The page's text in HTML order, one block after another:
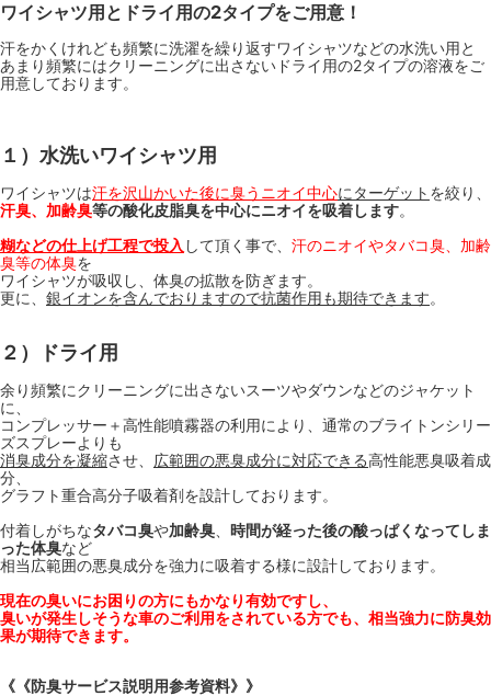
ワイシャツ用とドライ用の2タイプをご用意！
汗をかくけれども頻繁に洗濯を繰り返すワイシャツなどの水洗い用と
あまり頻繁にはクリーニングに出さないドライ用の2タイプの溶液をご
用意しております。
１）水洗いワイシャツ用
ワイシャツは汗を沢山かいた後に臭うニオイ中心にターゲット を絞り、
汗臭、加齢臭等の酸化皮脂臭を中心にニオイを吸着します。
糊などの仕上げ工程で投入 して頂く事で、 汗のニオイやタバコ臭、加齢
臭等の体臭を
ワイシャツが吸収し、体臭の拡散を防ぎます。
更に、 銀イオンを含んでおりますので抗菌作用も期待できます。
２）ドライ用
余り頻繁にクリーニングに出さないスーツやダウンなどのジャケット
に、
コンプレッサー＋高性能噴霧器の利用により、通常のブライトンシリー
ズスプレーよりも
消臭成分を凝縮させ、 広範囲の悪臭成分に対応できる高性能悪臭吸着成
分、
グラフト重合高分子吸着剤を設計しております。
付着しがちなタバコ臭や加齢臭、 時間が経った後の酸っぱくなってしま
った体臭など
相当広範囲の悪臭成分を強力に吸着する様に設計しております。
現在の臭いにお困りの方にもかなり有効ですし、
臭いが発生しそうな車のご利用をされている方でも、相当強力に防臭効
果が期待できます。
《《防臭サービス説明用参考資料》》